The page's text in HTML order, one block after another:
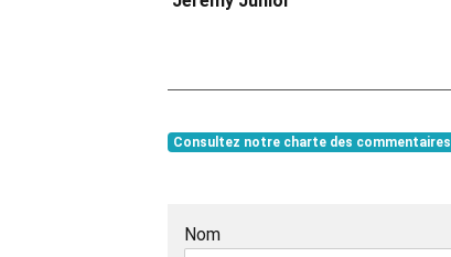
Consultez notre charte des commentaires
Nom